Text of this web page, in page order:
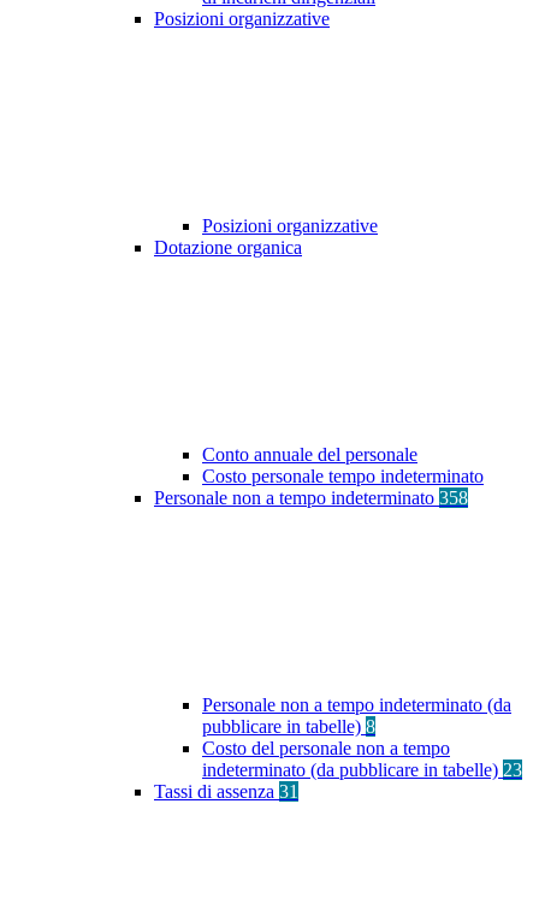
Posizioni organizzative
Posizioni organizzative
Dotazione organica
Conto annuale del personale
Costo personale tempo indeterminato
Personale non a tempo indeterminato 358
Personale non a tempo indeterminato (da
pubblicare in tabelle) 8
Costo del personale non a tempo
indeterminato (da pubblicare in tabelle) 23
Tassi di assenza 31